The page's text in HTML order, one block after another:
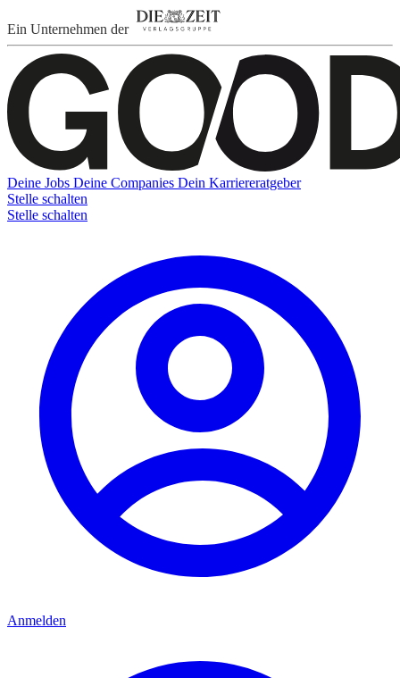
Ein Unternehmen der
Deine Jobs Deine Companies Dein Karriereratgeber
Stelle schalten
Stelle schalten
Anmelden